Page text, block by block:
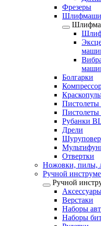
Фрезеры
Болгарки
Пистолеты
Пистолеты
Рубанки
Дрели
Отвертки
Ножовки, пилы,
Ручной
Ручной
Верстаки
Наборы
Наборы